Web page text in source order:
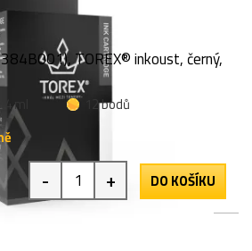
TOREX® inkoust, černý,
ml
12 bodů
- + DO KOŠÍKU